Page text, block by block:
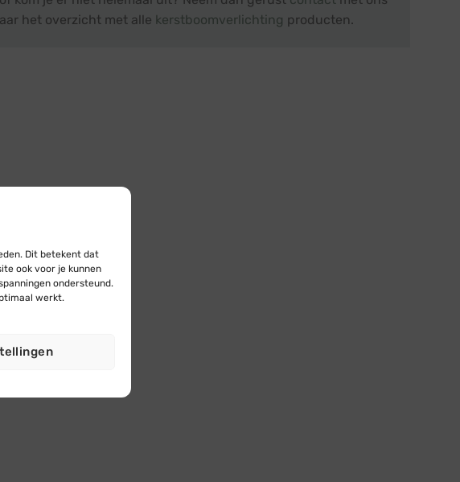
Dit betekent dat
ook voor je kunnen
ondersteund.
werkt.
het overzicht met alle kerstboomverlichting producten.